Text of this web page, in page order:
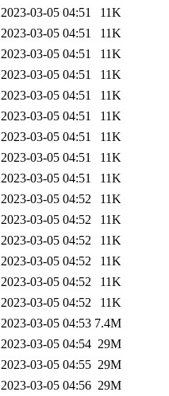
2023-03-05 04:51
11K
2023-03-05 04:51
11K
2023-03-05 04:51
11K
2023-03-05 04:51
11K
2023-03-05 04:51
11K
2023-03-05 04:51
11K
2023-03-05 04:51
11K
2023-03-05 04:51
11K
2023-03-05 04:51
11K
2023-03-05 04:52
11K
2023-03-05 04:52
11K
2023-03-05 04:52
11K
2023-03-05 04:52
11K
2023-03-05 04:52
11K
2023-03-05 04:52
11K
2023-03-05 04:53 7.4M
2023-03-05 04:54 29M
2023-03-05 04:55 29M
2023-03-05 04:56 29M